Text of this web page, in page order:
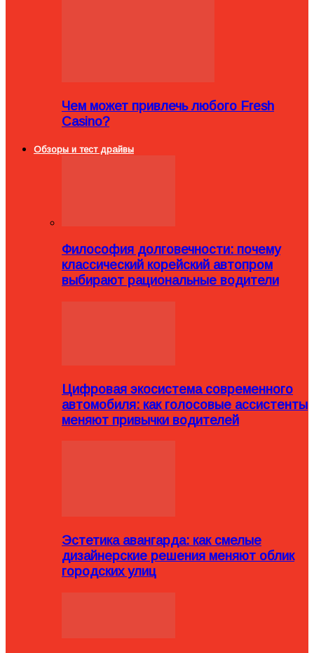
Чем может привлечь любого Fresh
Casino?
Обзоры и тест драйвы
Философия долговечности: почему
классический корейский автопром
выбирают рациональные водители
Цифровая экосистема современного
автомобиля: как голосовые ассистенты
меняют привычки водителей
Эстетика авангарда: как смелые
дизайнерские решения меняют облик
городских улиц